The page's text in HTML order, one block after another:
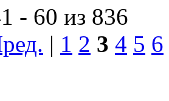
- 60 из 836
| 1 2 3 4 5 6